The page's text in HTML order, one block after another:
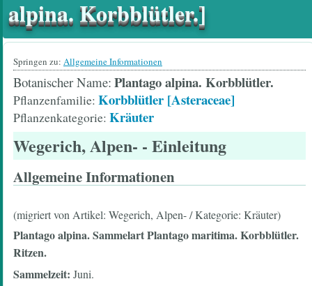
alpina. Korbblütler.]
Springen zu: Allgemeine Informationen
Botanischer Name Plantago alpina. Korbblütler.
Pflanzenfamilie Korbblütler [Asteraceae]
Pflanzenkategorie Kräuter
Wegerich, Alpen- - Einleitung
Allgemeine Informationen
(migriert von Artikel: Wegerich, Alpen- / Kategorie: Kräuter)
Plantago alpina. Sammelart Plantago maritima. Korbblütler.
Ritzen.
Sammelzeit: Juni.